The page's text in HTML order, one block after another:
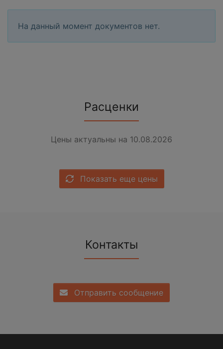
На данный момент документов нет.
Расценки
Цены актуальны на 10.08.2026
Показать еще цены
Контакты
Отправить сообщение